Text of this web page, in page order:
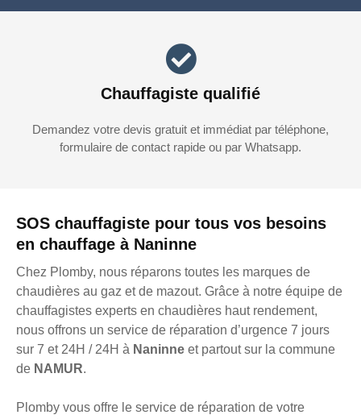
SOS chauffagiste pour tous vos besoins
en chauffage à Naninne
Chez Plomby, nous réparons toutes les marques de
chaudières au gaz et de mazout. Grâce à notre équipe de
chauffagistes experts en chaudières haut rendement,
nous offrons un service de réparation d’urgence 7 jours
sur 7 et 24H / 24H à Naninne et partout sur la commune
de NAMUR.
Plomby vous offre le service de réparation de votre
Chauffagiste qualifié
Demandez votre devis gratuit et immédiat par téléphone,
formulaire de contact rapide ou par Whatsapp.